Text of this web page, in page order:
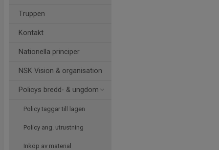
Truppen
Kontakt
Nationella principer
NSK Vision & organisation
Policys bredd- & ungdom
Policy taggar till lagen
Policy ang. utrustning
Inköp av material